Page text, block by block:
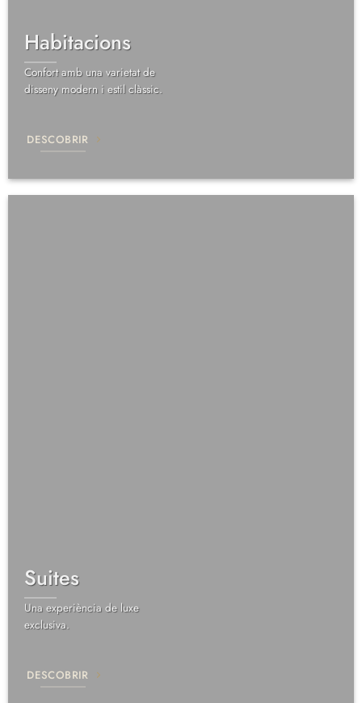
Habitacions
Confort amb una varietat de
disseny modern i estil clàssic.
DESCOBRIR
Suites
Una experiència de luxe
exclusiva.
DESCOBRIR